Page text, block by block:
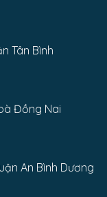
Tân Bình
Đồng Nai
An Bình Dương